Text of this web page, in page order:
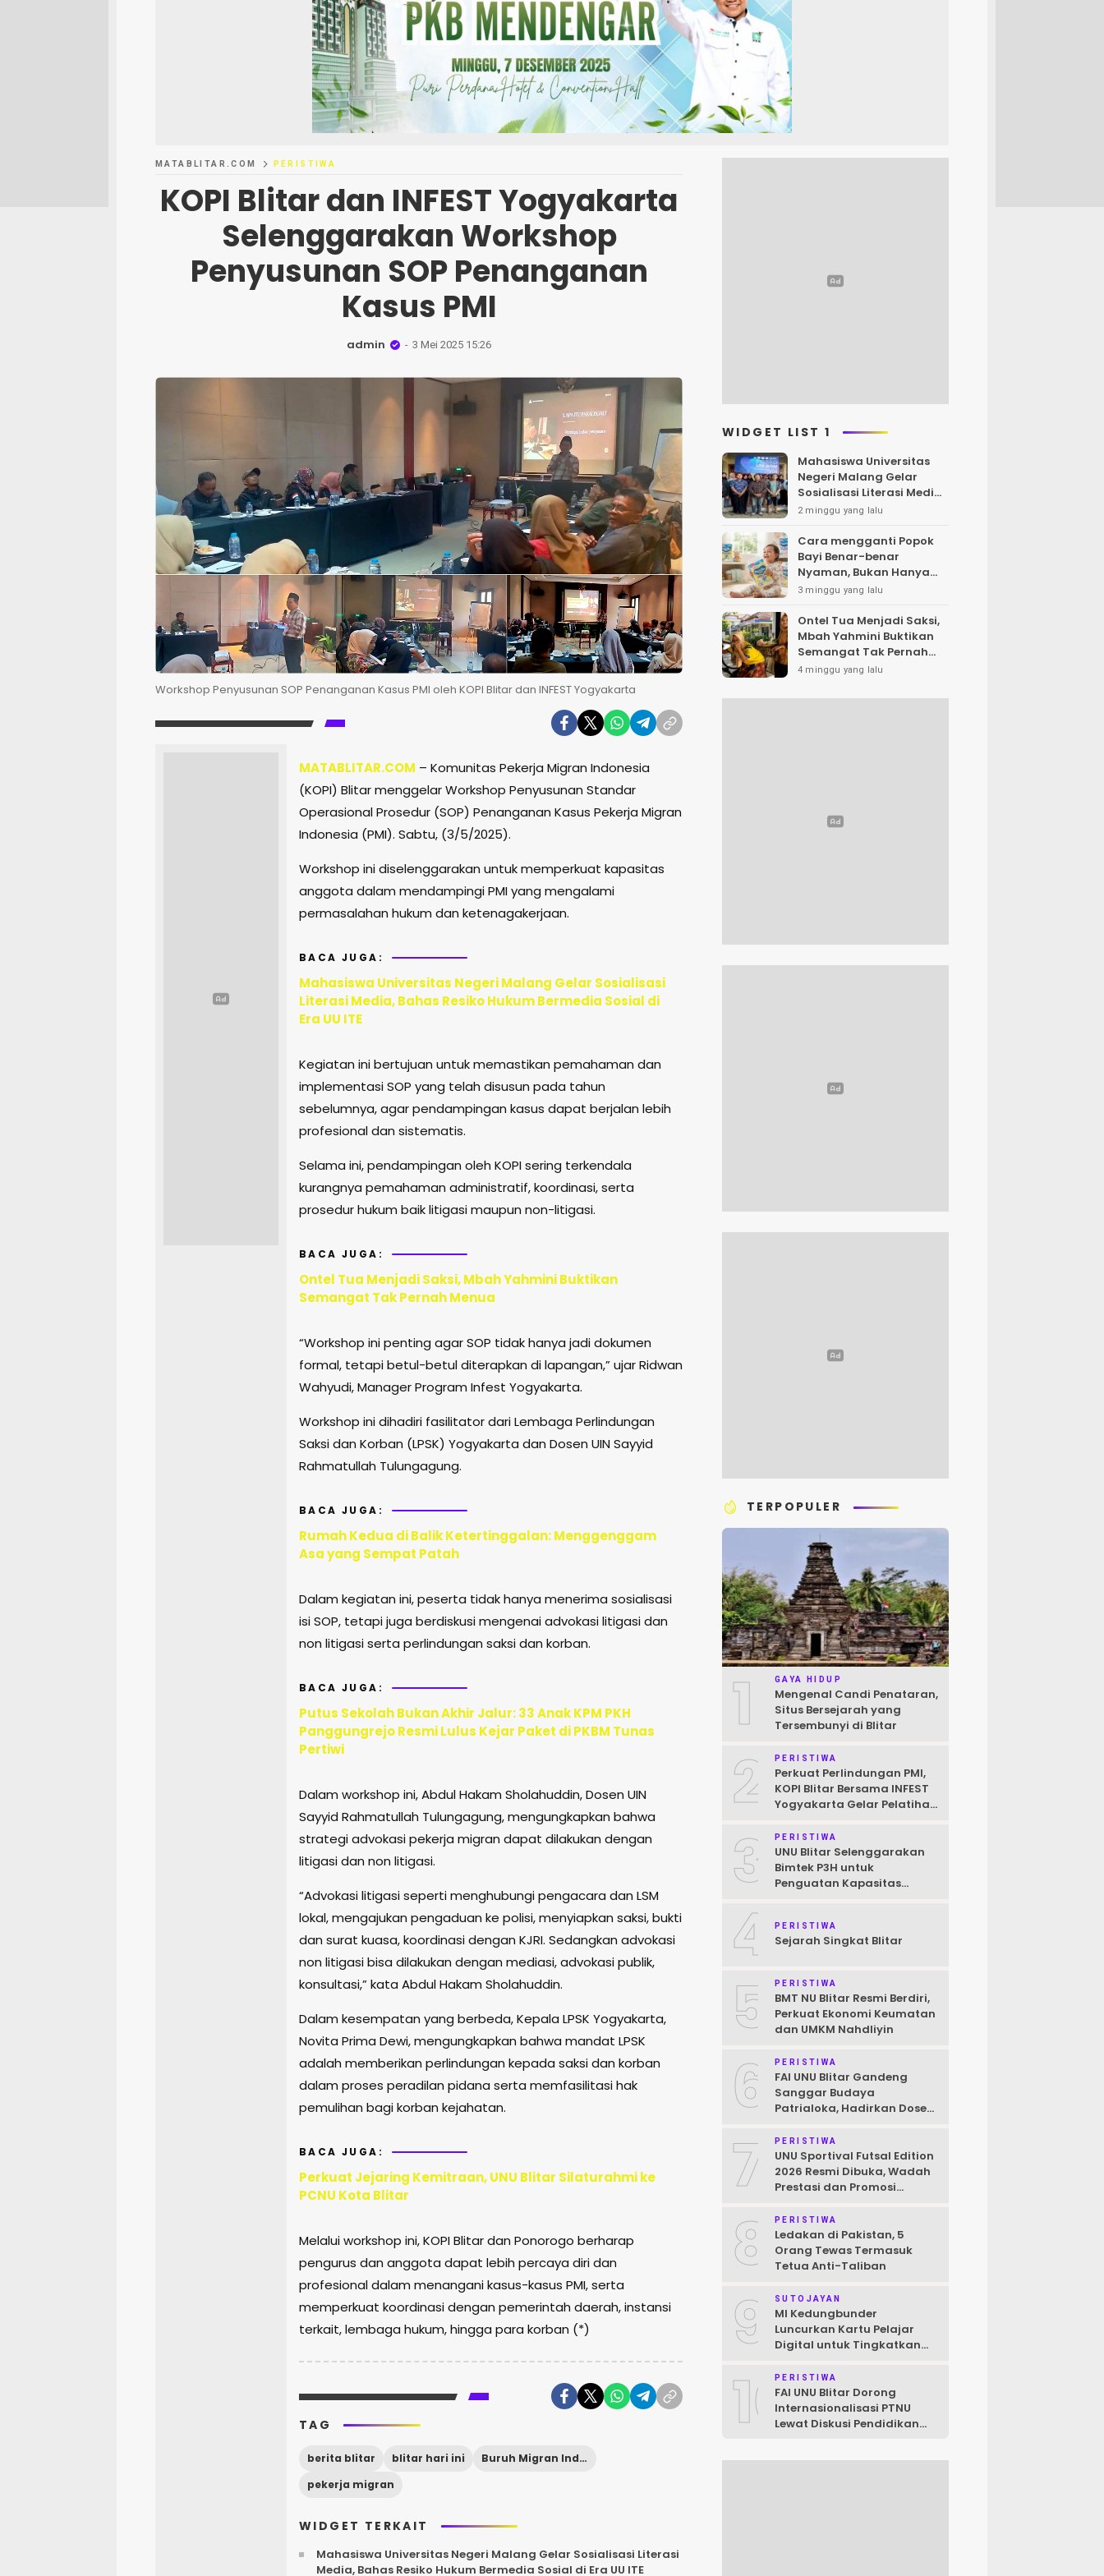
MATABLITAR.COM PERISTIWA
KOPI Blitar dan INFEST Yogyakarta
Selenggarakan Workshop
Penyusunan SOP Penanganan
Kasus PMI
admin 3 Mei 2025 15:26
Workshop Penyusunan SOP Penanganan Kasus PMI oleh KOPI Blitar dan INFEST Yogyakarta
MATABLITAR.COM – Komunitas Pekerja Migran Indonesia
(KOPI) Blitar menggelar Workshop Penyusunan Standar
Operasional Prosedur (SOP) Penanganan Kasus Pekerja Migran
Indonesia (PMI). Sabtu, (3/5/2025).
Workshop ini diselenggarakan untuk memperkuat kapasitas
anggota dalam mendampingi PMI yang mengalami
permasalahan hukum dan ketenagakerjaan.
BACA JUGA:
Mahasiswa Universitas Negeri Malang Gelar Sosialisasi
Literasi Media, Bahas Resiko Hukum Bermedia Sosial di
Era UU ITE
Kegiatan ini bertujuan untuk memastikan pemahaman dan
implementasi SOP yang telah disusun pada tahun
sebelumnya, agar pendampingan kasus dapat berjalan lebih
profesional dan sistematis.
Selama ini, pendampingan oleh KOPI sering terkendala
kurangnya pemahaman administratif, koordinasi, serta
prosedur hukum baik litigasi maupun non-litigasi.
BACA JUGA:
Ontel Tua Menjadi Saksi, Mbah Yahmini Buktikan
Semangat Tak Pernah Menua
“Workshop ini penting agar SOP tidak hanya jadi dokumen
formal, tetapi betul-betul diterapkan di lapangan,” ujar Ridwan
Wahyudi, Manager Program Infest Yogyakarta.
Workshop ini dihadiri fasilitator dari Lembaga Perlindungan
Saksi dan Korban (LPSK) Yogyakarta dan Dosen UIN Sayyid
Rahmatullah Tulungagung.
BACA JUGA:
Rumah Kedua di Balik Ketertinggalan: Menggenggam
Asa yang Sempat Patah
Dalam kegiatan ini, peserta tidak hanya menerima sosialisasi
isi SOP, tetapi juga berdiskusi mengenai advokasi litigasi dan
non litigasi serta perlindungan saksi dan korban.
BACA JUGA:
Putus Sekolah Bukan Akhir Jalur: 33 Anak KPM PKH
Panggungrejo Resmi Lulus Kejar Paket di PKBM Tunas
Pertiwi
Dalam workshop ini, Abdul Hakam Sholahuddin, Dosen UIN
Sayyid Rahmatullah Tulungagung, mengungkapkan bahwa
strategi advokasi pekerja migran dapat dilakukan dengan
litigasi dan non litigasi.
“Advokasi litigasi seperti menghubungi pengacara dan LSM
lokal, mengajukan pengaduan ke polisi, menyiapkan saksi, bukti
dan surat kuasa, koordinasi dengan KJRI. Sedangkan advokasi
non litigasi bisa dilakukan dengan mediasi, advokasi publik,
konsultasi,” kata Abdul Hakam Sholahuddin.
Dalam kesempatan yang berbeda, Kepala LPSK Yogyakarta,
Novita Prima Dewi, mengungkapkan bahwa mandat LPSK
adalah memberikan perlindungan kepada saksi dan korban
dalam proses peradilan pidana serta memfasilitasi hak
pemulihan bagi korban kejahatan.
BACA JUGA:
Perkuat Jejaring Kemitraan, UNU Blitar Silaturahmi ke
PCNU Kota Blitar
Melalui workshop ini, KOPI Blitar dan Ponorogo berharap
pengurus dan anggota dapat lebih percaya diri dan
profesional dalam menangani kasus-kasus PMI, serta
memperkuat koordinasi dengan pemerintah daerah, instansi
terkait, lembaga hukum, hingga para korban (*)
TAG
berita blitar blitar hari ini
Buruh Migran Indonesia
pekerja migran
WIDGET TERKAIT
Mahasiswa Universitas Negeri Malang Gelar Sosialisasi Literasi
Media, Bahas Resiko Hukum Bermedia Sosial di Era UU ITE
WIDGET LIST 1
Mahasiswa Universitas
Negeri Malang Gelar
Sosialisasi Literasi Media,
Bahas Resiko Hukum
ITE
2 minggu yang lalu
Cara mengganti Popok
Bayi Benar-benar
Nyaman, Bukan Hanya
Klaim di Kemasan
3 minggu yang lalu
Ontel Tua Menjadi Saksi,
Mbah Yahmini Buktikan
Semangat Tak Pernah
Menua
4 minggu yang lalu
TERPOPULER
1 GAYA HIDUP
Mengenal Candi Penataran,
Situs Bersejarah yang
Tersembunyi di Blitar
2 PERISTIWA
Perkuat Perlindungan PMI,
KOPI Blitar Bersama INFEST
Yogyakarta Gelar Pelatihan
3 PERISTIWA
UNU Blitar Selenggarakan
Bimtek P3H untuk
Penguatan Kapasitas
4 PERISTIWA
Sejarah Singkat Blitar
5 PERISTIWA
BMT NU Blitar Resmi Berdiri,
Perkuat Ekonomi Keumatan
dan UMKM Nahdliyin
6 PERISTIWA
FAI UNU Blitar Gandeng
Sanggar Budaya
Patrialoka, Hadirkan Dosen
Mahasiswa
7 PERISTIWA
UNU Sportival Futsal Edition
2026 Resmi Dibuka, Wadah
Prestasi dan Promosi
Raya
8 PERISTIWA
Ledakan di Pakistan, 5
Orang Tewas Termasuk
Tetua Anti-Taliban
9 SUTOJAYAN
MI Kedungbunder
Luncurkan Kartu Pelajar
Digital untuk Tingkatkan
Siswa
10PERISTIWA
FAI UNU Blitar Dorong
Internasionalisasi PTNU
Lewat Diskusi Pendidikan